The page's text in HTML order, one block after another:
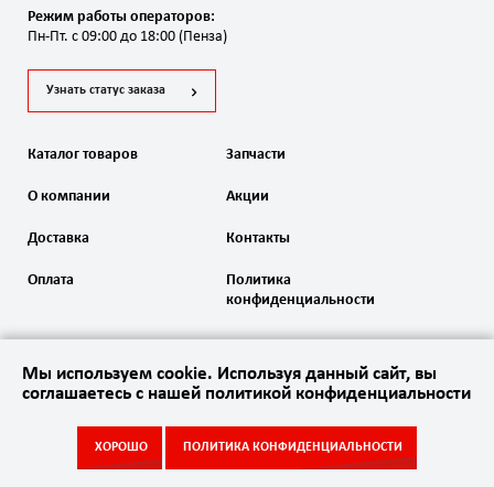
Запчасти Контакты
Режим работы операторов:
Пн-Пт. с 09:00 до 18:00 (Пенза)
Узнать статус заказа
Каталог товаров Запчасти
О компании
Доставка
Оплата
Акции
Контакты
Политика
конфиденциальности
2020 Автоматика ворот. Все права защищены
создан в студииEmpire Web
Мы используем cookie. Используя данный сайт, вы
соглашаетесь с нашей политикой конфиденциальности
ХОРОШО ПОЛИТИКА КОНФИДЕНЦИАЛЬНОСТИ